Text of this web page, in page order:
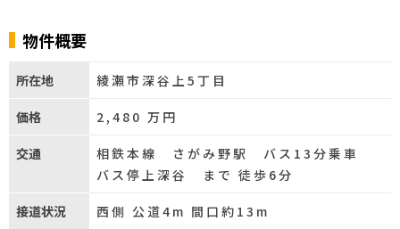
物件概要
所在地 綾瀬市深谷上5丁目
価格 2,480 万円
交通
相鉄本線 さがみ野駅 バス13分乗車
バス停上深谷 まで 徒歩6分
接道状況 西側 公道4m 間口約13m